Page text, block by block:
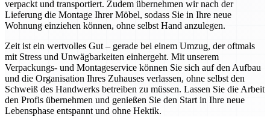
verpackt und transportiert. Zudem übernehmen wir nach der
Lieferung die Montage Ihrer Möbel, sodass Sie in Ihre neue
Wohnung einziehen können, ohne selbst Hand anzulegen.
Zeit ist ein wertvolles Gut – gerade bei einem Umzug, der oftmals
mit Stress und Unwägbarkeiten einhergeht. Mit unserem
Verpackungs- und Montageservice können Sie sich auf den Aufbau
und die Organisation Ihres Zuhauses verlassen, ohne selbst den
Schweiß des Handwerks betreiben zu müssen. Lassen Sie die Arbeit
den Profis übernehmen und genießen Sie den Start in Ihre neue
Lebensphase entspannt und ohne Hektik.